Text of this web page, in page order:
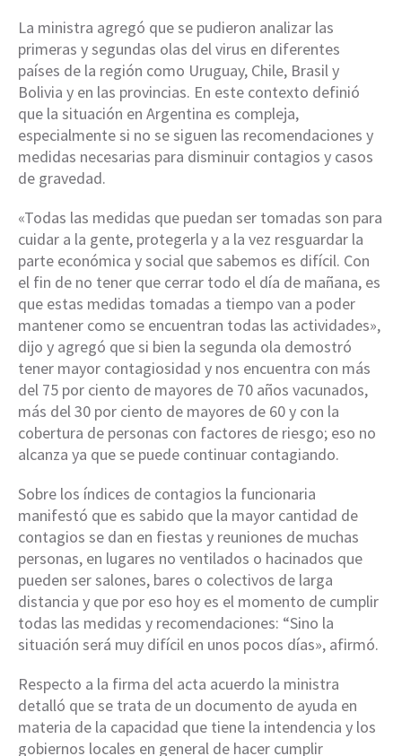
La ministra agregó que se pudieron analizar las
primeras y segundas olas del virus en diferentes
países de la región como Uruguay, Chile, Brasil y
Bolivia y en las provincias. En este contexto definió
que la situación en Argentina es compleja,
especialmente si no se siguen las recomendaciones y
medidas necesarias para disminuir contagios y casos
de gravedad.
«Todas las medidas que puedan ser tomadas son para
cuidar a la gente, protegerla y a la vez resguardar la
parte económica y social que sabemos es difícil. Con
el fin de no tener que cerrar todo el día de mañana, es
que estas medidas tomadas a tiempo van a poder
mantener como se encuentran todas las actividades»,
dijo y agregó que si bien la segunda ola demostró
tener mayor contagiosidad y nos encuentra con más
del 75 por ciento de mayores de 70 años vacunados,
más del 30 por ciento de mayores de 60 y con la
cobertura de personas con factores de riesgo; eso no
alcanza ya que se puede continuar contagiando.
Sobre los índices de contagios la funcionaria
manifestó que es sabido que la mayor cantidad de
contagios se dan en fiestas y reuniones de muchas
personas, en lugares no ventilados o hacinados que
pueden ser salones, bares o colectivos de larga
distancia y que por eso hoy es el momento de cumplir
todas las medidas y recomendaciones: “Sino la
situación será muy difícil en unos pocos días», afirmó.
Respecto a la firma del acta acuerdo la ministra
detalló que se trata de un documento de ayuda en
materia de la capacidad que tiene la intendencia y los
gobiernos locales en general de hacer cumplir